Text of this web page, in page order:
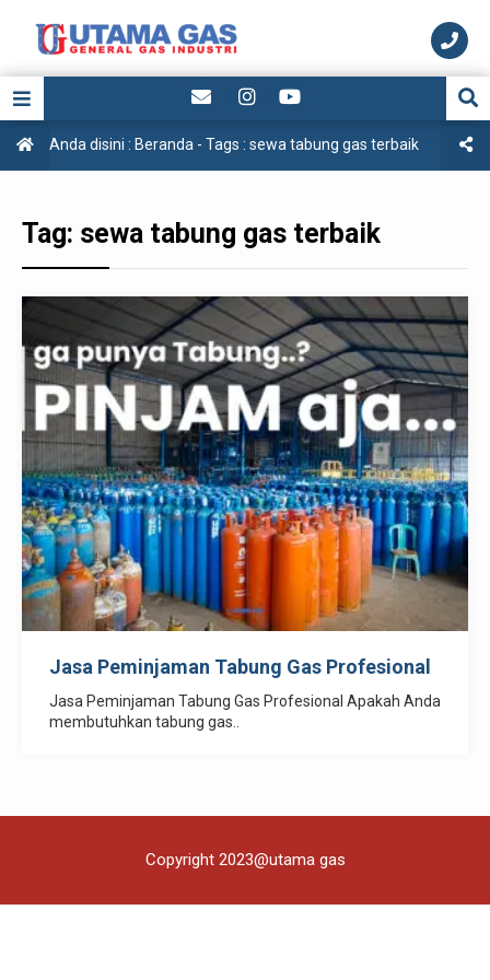
Anda disini : Beranda - Tags : sewa tabung gas terbaik
Tag: sewa tabung gas terbaik
Jasa Peminjaman Tabung Gas Profesional
Jasa Peminjaman Tabung Gas Profesional Apakah Anda
membutuhkan tabung gas..
Copyright 2023@utama gas